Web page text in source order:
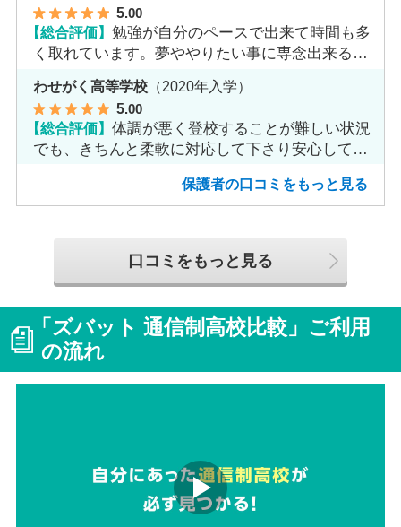
5.00
【総合評価】勉強が自分のペースで出来て時間も多
く取れています。夢ややりたい事に専念出来る点
で良いと思います。
わせがく高等学校 （2020年入学）
5.00
【総合評価】体調が悪く登校することが難しい状況
でも、きちんと柔軟に対応して下さり安心して進
保護者の口コミをもっと見る
口コミをもっと見る
「ズバット 通信制高校比較」ご利用
の流れ